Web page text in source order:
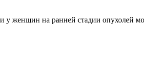
у женщин на ранней стадии опухолей